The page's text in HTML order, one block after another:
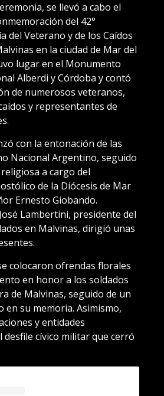
se llevó a cabo el
del 42°
del Veterano y de los Caídos
en la ciudad de Mar del
lugar en el Monumento
Alberdi y Córdoba y contó
de numerosos veteranos,
y representantes de
con la entonación de las
Nacional Argentino, seguido
a cargo del
de la Diócesis de Mar
Ernesto Giobando.
Lambertini, presidente del
en Malvinas, dirigió unas
colocaron ofrendas florales
en honor a los soldados
de Malvinas, seguido de un
en su memoria. Asimismo,
y entidades
cívico militar que cerró